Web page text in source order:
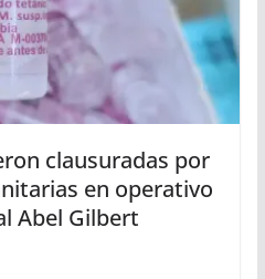
clausuradas por
en operativo
Abel Gilbert